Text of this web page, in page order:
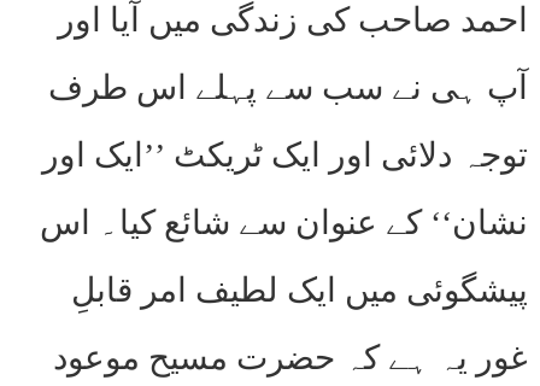
احمد صاحب کی زندگی میں آیا اور
آپ ہی نے سب سے پہلے اس طرف
توجہ دلائی اور ایک ٹریکٹ ’’ایک اور
نشان‘‘ کے عنوان سے شائع کیا۔ اس
پیشگوئی میں ایک لطیف امر قابلِ
غور یہ ہے کہ حضرت مسیح موعود